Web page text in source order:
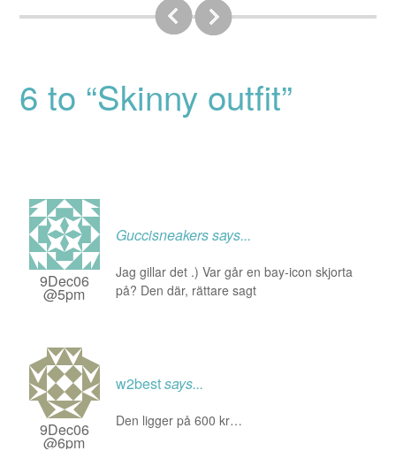
6 to “Skinny outfit”
9Dec06
@5pm
Guccisneakerssays...
Jag gillar det .) Var går en bay-icon skjorta
på? Den där, rättare sagt
9Dec06
@6pm
w2bestsays...
Den ligger på 600 kr…